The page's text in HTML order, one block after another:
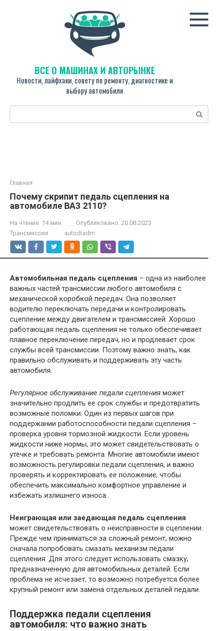
ВСЁ О МАШИНАХ И АВТОРЫНКЕ
Новости, лайфхаки, совету по ремонту, диагностике и
выбору автомобиля
Поиск:
Главная
Почему скрипит педаль сцепления на
автомобиле ВАЗ 2110?
На чтение: 14 мин Опубликовано: 20.08.2023
Трансмиссия
autodiadm
Автомобильная педаль сцепления – одна из наиболее
важных частей трансмиссии любого автомобиля с
механической коробкой передач. Она позволяет
водителю переключать передачи и контролировать
сцепление между двигателем и трансмиссией. Хорошо
работающая педаль сцепления не только обеспечивает
плавное переключение передач, но и продлевает срок
службы всей трансмиссии. Поэтому важно знать, как
правильно обслуживать и поддерживать эту часть
автомобиля.
Регулярное обслуживание педали сцепления может
значительно продлить ее срок службы и предотвратить
возможные поломки. Один из первых шагов при
поддержании работоспособности педали сцепления –
проверка уровня тормозной жидкости. Если уровень
жидкости ниже нормы, это может свидетельствовать о
утечке и требовать ремонта. Многие автомобили имеют
возможность регулировки педали сцепления, и важно
проверять и корректировать ее положение, чтобы
обеспечить максимально комфортное управление и
избежать излишнего износа.
Неиграющая или заедающая педаль сцепления
может свидетельствовать о неисправности в сцеплении.
Прежде чем приниматься за сложный ремонт, можно
сначала попробовать смазать механизм педали
сцепления. Для этого следует использовать смазку,
предназначенную для автомобильных деталей. Если
проблема не исчезает, то возможно потребуется более
крупный ремонт или замена отдельных деталей педали.
Поддержка педали сцепления
автомобиля: что важно знать